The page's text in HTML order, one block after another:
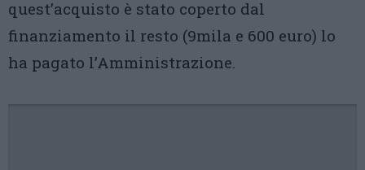
quest’acquisto è stato coperto dal
finanziamento il resto (9mila e 600 euro) lo
ha pagato l’Amministrazione.